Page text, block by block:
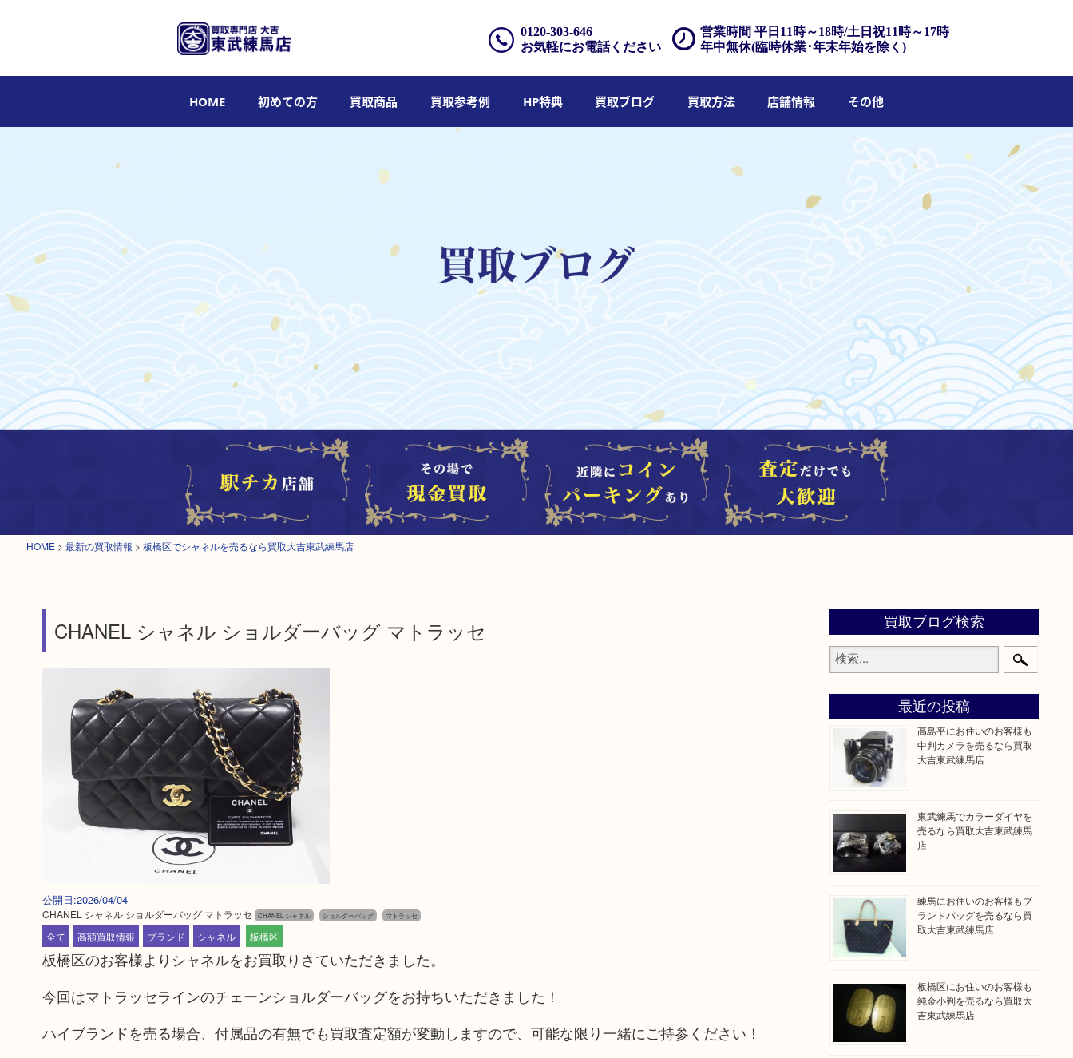
営業時間 平日11時～18時/土日祝11時～17時
年中無休(臨時休業･年末年始を除く)
0120-303-646
お気軽にお電話ください
HOME 初めての方 買取商品 買取参考例 HP特典 買取ブログ 買取方法 店舗情報 その他
HOME > 最新の買取情報 > 板橋区でシャネルを売るなら買取大吉東武練馬店
CHANEL シャネル ショルダーバッグ マトラッセ
公開日:2026/04/04
CHANEL シャネル ショルダーバッグ マトラッセ CHANEL シャネル ショルダーバッグ マトラッセ
全て 高額買取情報 ブランド シャネル 板橋区
板橋区のお客様よりシャネルをお買取りさていただきました。
今回はマトラッセラインのチェーンショルダーバッグをお持ちいただきました！
ハイブランドを売る場合、付属品の有無でも買取査定額が変動しますので、可能な限り一緒にご持参ください！
買取ブログ検索
最近の投稿
高島平にお住いのお客様も
中判カメラを売るなら買取
大吉東武練馬店
東武練馬でカラーダイヤを
売るなら買取大吉東武練馬
店
練馬にお住いのお客様もブ
ランドバッグを売るなら買
取大吉東武練馬店
板橋区にお住いのお客様も
純金小判を売るなら買取大
吉東武練馬店